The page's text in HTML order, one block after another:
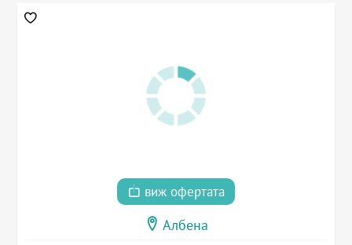
виж офертата
Албена